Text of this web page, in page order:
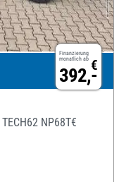
Finanzierung
monatlich ab €
392,-
NP68T€